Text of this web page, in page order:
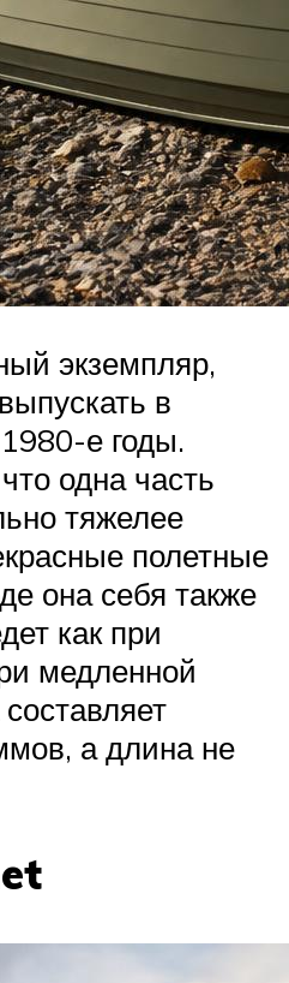
экземпляр,
в
е годы.
одна часть
тяжелее
полетные
она себя также
как при
медленной
а длина не